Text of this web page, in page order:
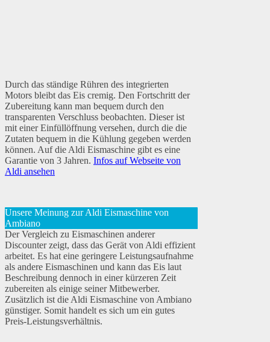
Durch das ständige Rühren des integrierten
Motors bleibt das Eis cremig. Den Fortschritt der
Zubereitung kann man bequem durch den
transparenten Verschluss beobachten. Dieser ist
mit einer Einfüllöffnung versehen, durch die die
Zutaten bequem in die Kühlung gegeben werden
können. Auf die Aldi Eismaschine gibt es eine
Garantie von 3 Jahren. Infos auf Webseite von
Aldi ansehen
Unsere Meinung zur Aldi Eismaschine von
Ambiano
Der Vergleich zu Eismaschinen anderer
Discounter zeigt, dass das Gerät von Aldi effizient
arbeitet. Es hat eine geringere Leistungsaufnahme
als andere Eismaschinen und kann das Eis laut
Beschreibung dennoch in einer kürzeren Zeit
zubereiten als einige seiner Mitbewerber.
Zusätzlich ist die Aldi Eismaschine von Ambiano
günstiger. Somit handelt es sich um ein gutes
Preis-Leistungsverhältnis.